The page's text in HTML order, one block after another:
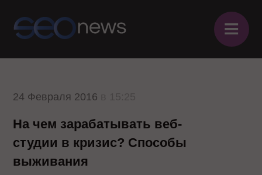
≡
24 Февраля 2016
На чем зарабатывать веб-
студии в кризис? Способы
выживания